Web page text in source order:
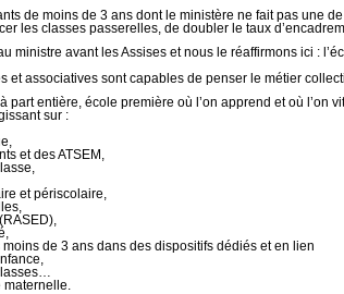
de moins de 3 ans dont le ministère ne fait pas
les classes passerelles, de doubler le taux
ministre avant les Assises et nous le réaffirmons ici :
et associatives sont capables de penser le métier
part entière, école première où l’on apprend et où
sur :
et des ATSEM,
et périscolaire,
de 3 ans dans des dispositifs dédiés et en lien
maternelle.